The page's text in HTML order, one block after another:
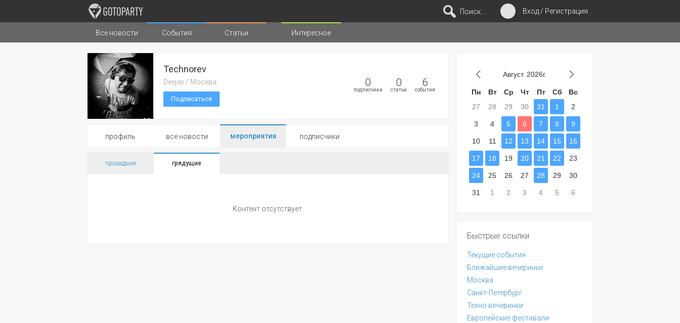
Вход / Регистрация
Поиск...
Города Музыка Типы страниц
Все новости События Статьи Интересное
0
подписчики
0
статьи
6
события
Technorev
Deejay / Москва
Подписаться
профиль все новости мероприятия подписчики
прошедшие грядущие
Контент отсутствует.
Август 2026г.
Пн Вт Ср Чт Пт Сб
Вс
27
28 29 30 31 1 2
3 4 5 6 7 8 9
10 11 12 13 14 15 16
17 18 19 20 21 22 23
24 25 26 27 28 29 30
31 1 2 3 4 5 6
Быстрые ссылки
Текущие события
Ближайшие вечеринки
Москва
Санкт-Петербург
Техно вечеринки
Европейские фестивали